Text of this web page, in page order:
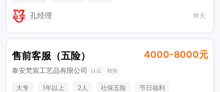
孔经理 昨天
售前客服（五险） 4000-8000元
泰安梵宸工艺品有限公司 认证 核验
大专 1年以上 2人 社保五险
节日福利